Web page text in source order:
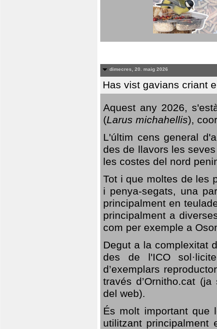
dimecres, 20. maig 2026
Has vist gavians criant
Aquest any 2026,
(Larus michahellis),
L'últim cens general
des de llavors les
les costes del nord
Tot i que moltes de les
i penya-segats, una
principalment en
principalment a
com per exemple a
Degut a la complexitat
des de l'ICO
d’exemplars
través d’Ornitho.cat
del web).
És molt important que
utilitzant